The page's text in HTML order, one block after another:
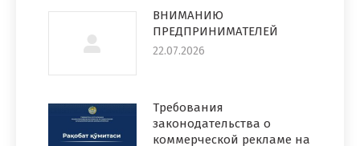
ВНИМАНИЮ
ПРЕДПРИНИМАТЕЛЕЙ
22.07.2026
Требования
законодательства о
коммерческой рекламе на